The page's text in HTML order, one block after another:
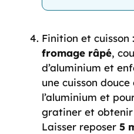
Finition et cuisson
fromage râpé,
d’aluminium et
une cuisson
l’aluminium et
gratiner et obtenir
Laisser reposer 5